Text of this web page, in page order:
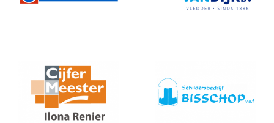
Bisschop
CijferMeester